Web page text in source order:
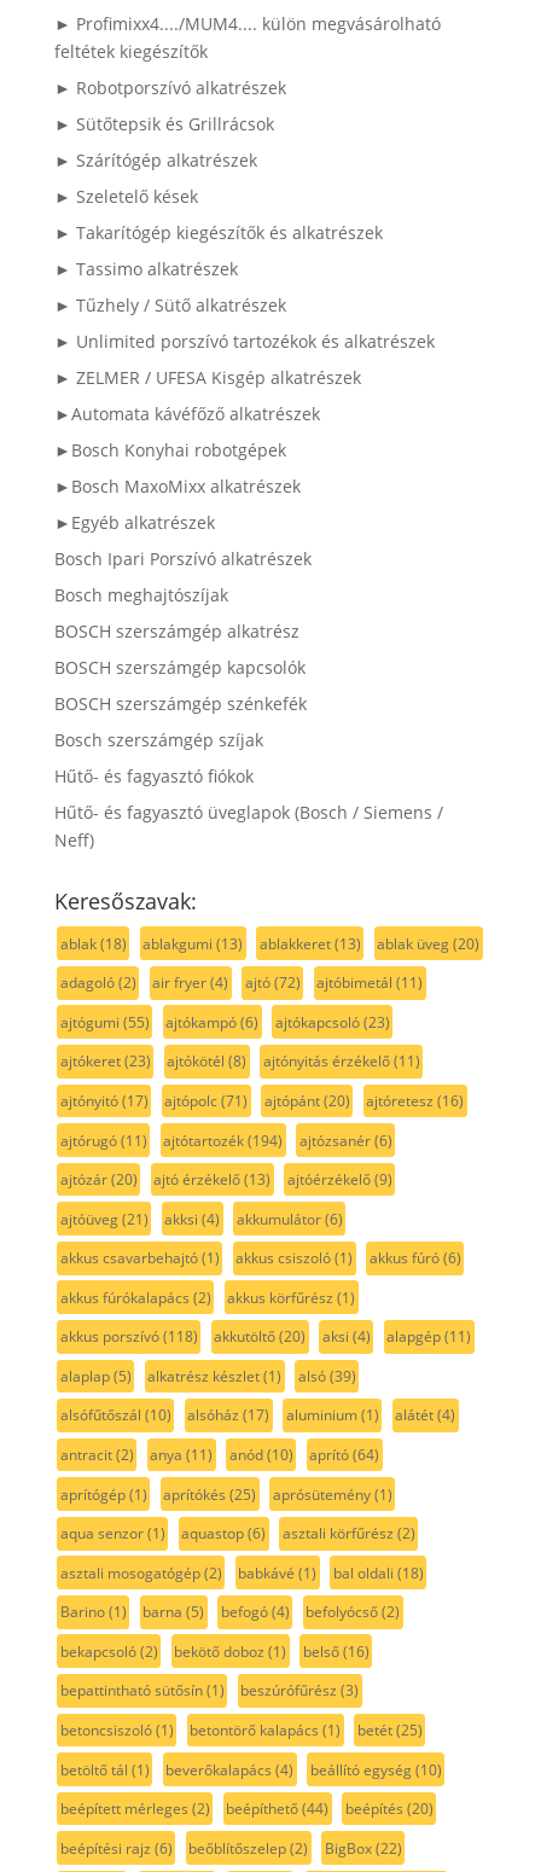
► Profimixx4..../MUM4.... külön megvásárolható
feltétek kiegészítők
► Robotporszívó alkatrészek
► Sütőtepsik és Grillrácsok
► Szárítógép alkatrészek
► Szeletelő kések
► Takarítógép kiegészítők és alkatrészek
► Tassimo alkatrészek
► Tűzhely / Sütő alkatrészek
► Unlimited porszívó tartozékok és alkatrészek
► ZELMER / UFESA Kisgép alkatrészek
►Automata kávéfőző alkatrészek
►Bosch Konyhai robotgépek
►Bosch MaxoMixx alkatrészek
►Egyéb alkatrészek
Bosch Ipari Porszívó alkatrészek
Bosch meghajtószíjak
BOSCH szerszámgép alkatrész
BOSCH szerszámgép kapcsolók
BOSCH szerszámgép szénkefék
Bosch szerszámgép szíjak
Hűtő- és fagyasztó fiókok
Hűtő- és fagyasztó üveglapok (Bosch / Siemens /
Neff)
Keresőszavak:
ablak(18) ablakgumi (13) ablakkeret(13) ablak üveg(20)
adagoló(2) air fryer(4) ajtó(72) ajtóbimetál (11)
ajtógumi (55) ajtókampó(6) ajtókapcsoló(23)
ajtókeret(23) ajtókötél (8) ajtónyitás érzékelő(11)
ajtónyitó(17) ajtópolc(71) ajtópánt(20) ajtóretesz (16)
ajtórugó(11) ajtótartozék(194) ajtózsanér(6)
ajtózár(20) ajtó érzékelő(13) ajtóérzékelő(9)
ajtóüveg(21) akksi (4) akkumulátor(6)
akkus csavarbehajtó(1) akkus csiszoló(1) akkus fúró(6)
akkus fúrókalapács (2) akkus körfűrész (1)
akkus porszívó(118) akkutöltő(20) aksi (4) alapgép(11)
alaplap(5) alkatrész készlet(1) alsó(39)
alsófűtőszál (10) alsóház (17) aluminium(1) alátét(4)
antracit(2) anya (11) anód(10) aprító(64)
aprítógép(1) aprítókés (25) aprósütemény(1)
aqua senzor(1) aquastop(6) asztali körfűrész (2)
asztali mosogatógép(2) babkávé (1) bal oldali (18)
Barino(1) barna (5) befogó(4) befolyócső(2)
bekapcsoló(2) bekötő doboz (1) belső(16)
bepattintható sütősín(1) beszúrófűrész (3)
betoncsiszoló(1) betontörő kalapács (1) betét(25)
betöltő tál (1) beverőkalapács (4) beállító egység(10)
beépített mérleges (2) beépíthető(44) beépítés (20)
beépítési rajz (6) beőblítőszelep(2) BigBox(22)